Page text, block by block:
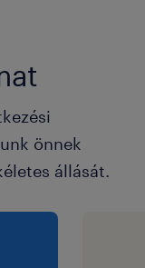
önnek
állását.